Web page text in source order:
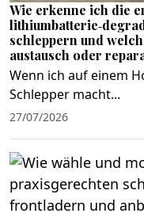
Wie erkenne ich die
schleppern und
austausch oder
Wenn ich auf einem
Schlepper macht...
27/07/2026